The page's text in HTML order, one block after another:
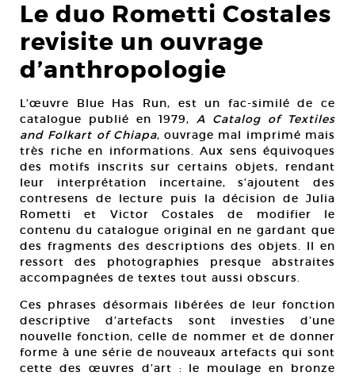
Le duo Rometti Costales
revisite un ouvrage
d’anthropologie
L’œuvre Blue Has Run, est un fac-similé de ce
catalogue publié en 1979, A Catalog of Textiles
and Folkart of Chiapa, ouvrage mal imprimé mais
très riche en informations. Aux sens équivoques
des motifs inscrits sur certains objets, rendant
leur interprétation incertaine, s’ajoutent des
contresens de lecture puis la décision de Julia
Rometti et Victor Costales de modifier le
contenu du catalogue original en ne gardant que
des fragments des descriptions des objets. Il en
ressort des photographies presque abstraites
accompagnées de textes tout aussi obscurs.
Ces phrases désormais libérées de leur fonction
descriptive d’artefacts sont investies d’une
nouvelle fonction, celle de nommer et de donner
forme à une série de nouveaux artefacts qui sont
cette des œuvres d’art : le moulage en bronze